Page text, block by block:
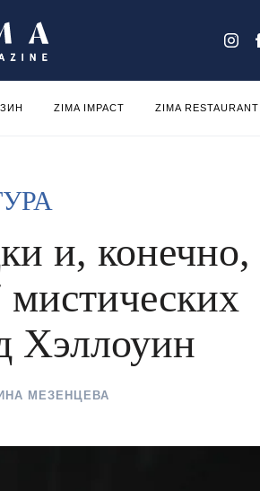
ZIMA IMPACT ZIMA RESTAURANT
и, конечно,
Хэллоуин
МЕЗЕНЦЕВА